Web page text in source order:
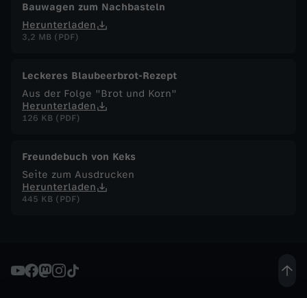
h
-
L
a
m
-
Bauwagen zum Nachbasteln
Herunterladen
3,2 MB (PDF)
Leckeres Blaubeerbrot-Rezept
Aus der Folge "Brot und Korn"
Herunterladen
126 KB (PDF)
Freundebuch von Keks
Seite zum Ausdrucken
Herunterladen
445 KB (PDF)